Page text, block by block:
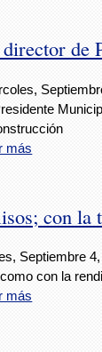
de
más
con la
Septiembre
con la
más